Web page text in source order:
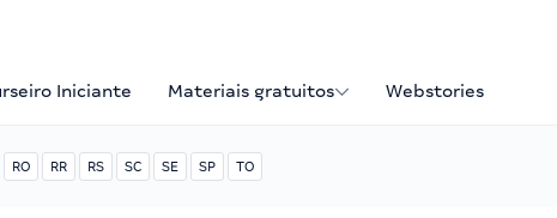
Iniciante Materiais gratuitos Webstories
RO RR RS SC SE SP TO